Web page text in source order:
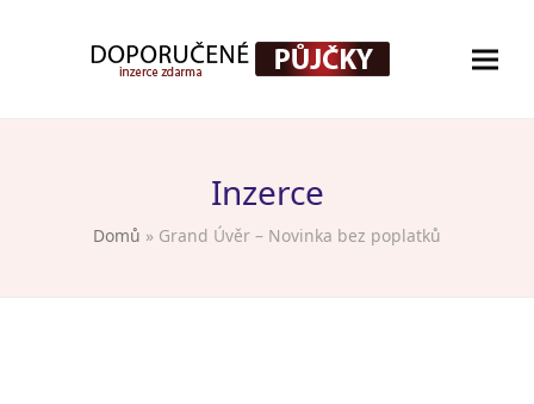
Inzerce
Domů » Grand Úvěr – Novinka bez poplatků